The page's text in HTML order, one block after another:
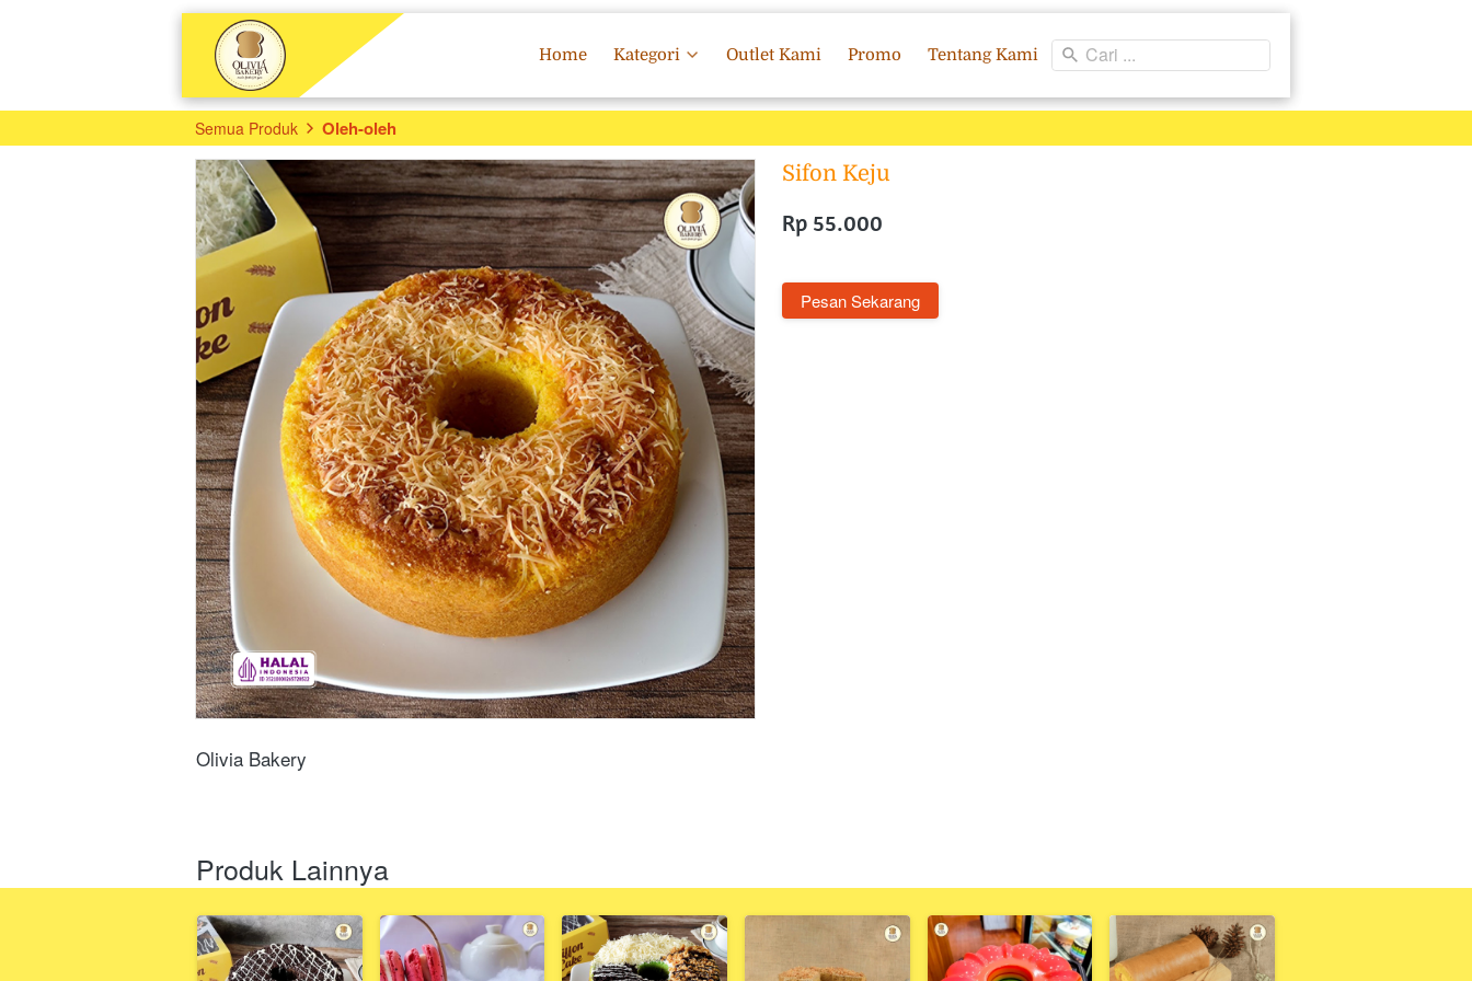
Home Kategori Outlet Kami Promo Tentang Kami Cari ...
Semua Produk Oleh-oleh
Sifon Keju
Rp 55.000
`Pesan Sekarang
Olivia Bakery
Produk Lainnya